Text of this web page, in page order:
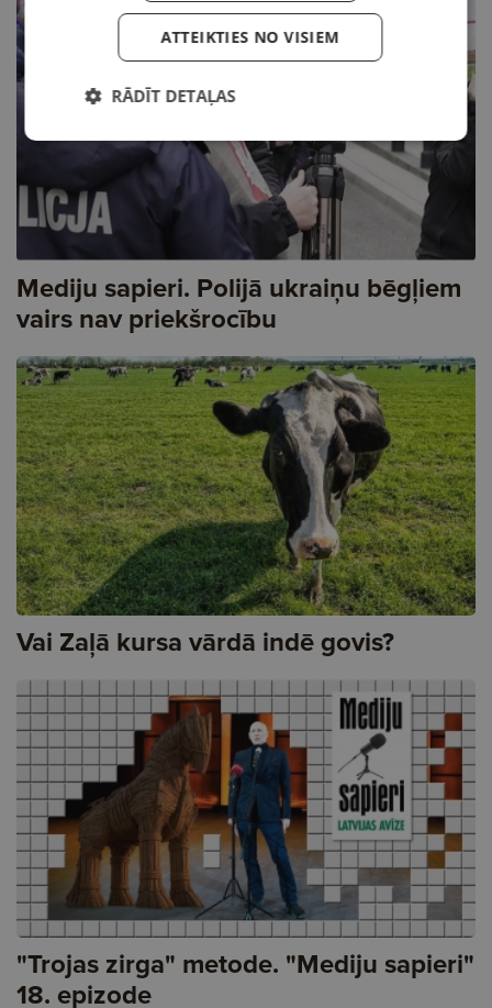
Mediju sapieri. Polijā ukraiņu bēgļiem
vairs nav priekšrocību
Vai Zaļā kursa vārdā indē govis?
"Trojas zirga" metode. "Mediju sapieri"
18. epizode
ATTEIKTIES NO VISIEM
RĀDĪT DETAĻAS